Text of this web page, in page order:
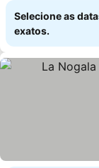
Selecione as
exatos.